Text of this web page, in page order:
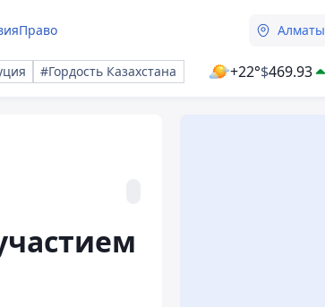
Право Алматы
#Гордость Казахстана +22°$469.93